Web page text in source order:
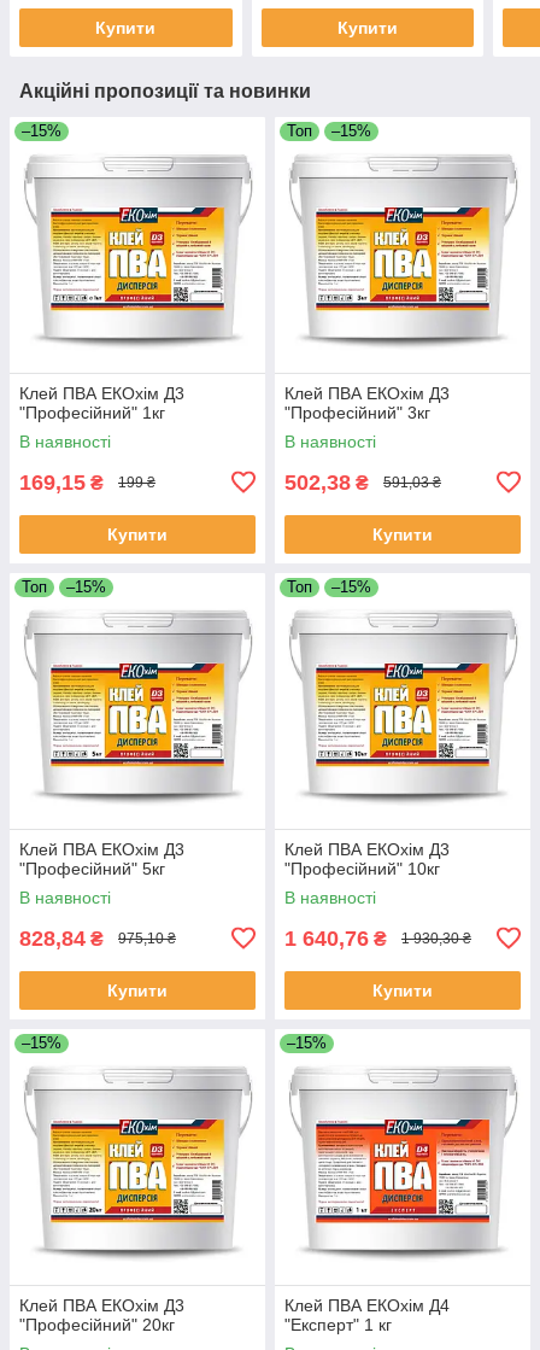
Купити Купити
Акційні пропозиції та новинки
–15%
Клей ПВА ЕКОхім Д3
"Професійний" 1кг
В наявності
169,15 ₴ 199 ₴
Купити
Топ –15%
Клей ПВА ЕКОхім Д3
"Професійний" 3кг
В наявності
502,38 ₴ 591,03 ₴
Купити
Топ –15%
Клей ПВА ЕКОхім Д3
"Професійний" 5кг
В наявності
828,84 ₴ 975,10 ₴
Купити
Топ –15%
Клей ПВА ЕКОхім Д3
"Професійний" 10кг
В наявності
1 640,76 ₴ 1 930,30 ₴
Купити
–15%
Клей ПВА ЕКОхім Д3
"Професійний" 20кг
–15%
Клей ПВА ЕКОхім Д4
"Експерт" 1 кг